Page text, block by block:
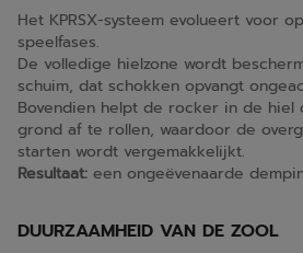
Het KPRSX-systeem evolueert voor
speelfases.
De volledige hielzone wordt
schuim, dat schokken opvangt
Bovendien helpt de rocker in de hiel
grond af te rollen, waardoor de
starten wordt vergemakkelijkt.
Resultaat: een ongeëvenaarde
DUURZAAMHEID VAN DE ZOOL